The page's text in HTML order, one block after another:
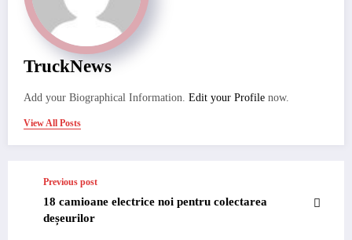
TruckNews
Add your Biographical Information. Edit your Profile now.
View All Posts
Previous post
18 camioane electrice noi pentru colectarea
deșeurilor